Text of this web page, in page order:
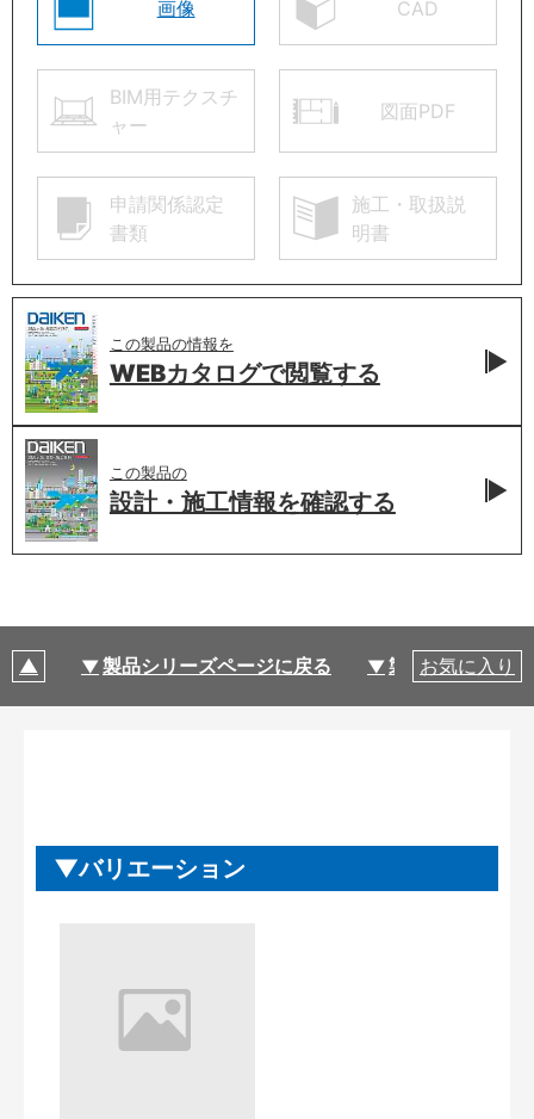
画像 CAD
BIM用テクスチ
ャー
図面PDF
申請関係認定
書類
施工・取扱説
明書
この製品の情報を
WEBカタログで閲覧する
この製品の
設計・施工情報を確認する
製品シリーズページに戻る 製品仕様
お気に入り
バリエーション